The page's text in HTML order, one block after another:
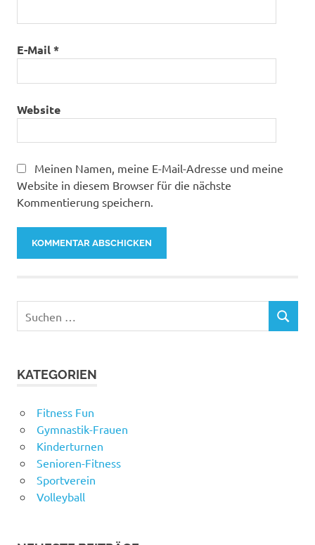
E-Mail*
Website
Meinen Namen, meine E-Mail-Adresse und meine
Website in diesem Browser für die nächste
Kommentierung speichern.
nach:
SUCHEN
KATEGORIEN
Fitness Fun
Gymnastik-Frauen
Kinderturnen
Senioren-Fitness
Sportverein
Volleyball